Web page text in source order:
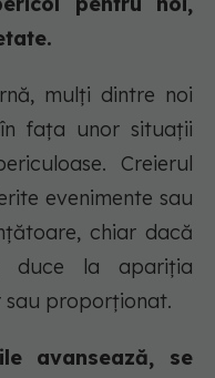
mulți dintre noi
fața unor situații
Creierul
evenimente sau
chiar dacă
duce la apariția
proporționat.
avansează, se